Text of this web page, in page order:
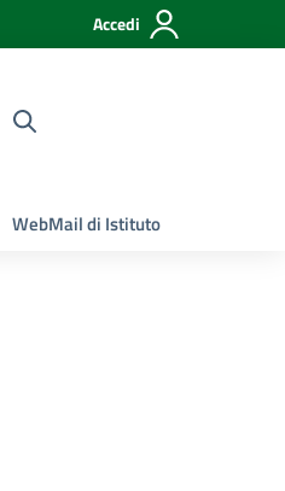
Accedi
WebMail di Istituto